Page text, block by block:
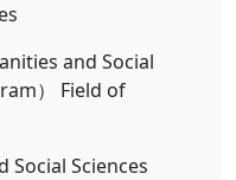
and Social
） Field of
Social Sciences